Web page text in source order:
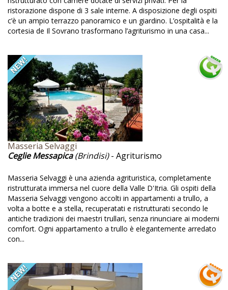
Camping
Campo da golf
Canoa
Cantina
Canyoning
Capaccio Paestum
Capotto termico
Capranica
Carlo Goldoni
Carne
Carne biologica
Carta riciclata
Casa del'600
Casa sull'albero
Casal Velino
ristorazione dispone di 3 sale interne. A disposizione degli ospiti
c’è un ampio terrazzo panoramico e un giardino. L’ospitalità e la
cortesia de Il Sovrano trasformano l’agriturismo in una casa...
Masseria Selvaggi
Ceglie Messapica(Brindisi)- Agriturismo
Masseria Selvaggi è una azienda agrituristica, completamente
ristrutturata immersa nel cuore della Valle D'Itria. Gli ospiti della
Masseria Selvaggi vengono accolti in appartamenti a trullo, a
volta a botte e a stella, recuperatati e ristrutturati secondo le
antiche tradizioni dei maestri trullari, senza rinunciare ai moderni
comfort. Ogni appartamento a trullo è elegantemente arredato
con...